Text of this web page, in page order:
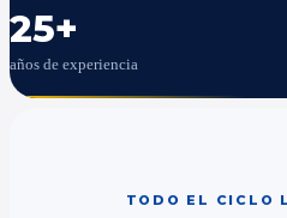
25+
años de experiencia
TODO EL CICLO